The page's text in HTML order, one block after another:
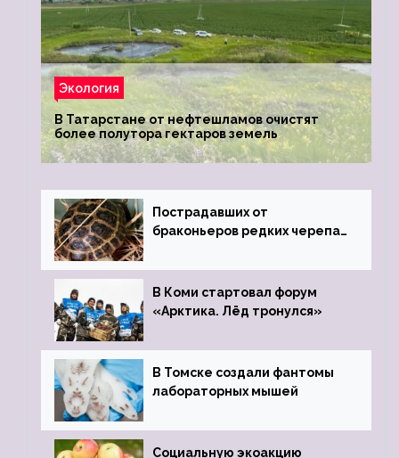
Экология
В Татарстане от нефтешламов очистят
более полутора гектаров земель
Пострадавших от
браконьеров редких черепах
зоопарк
В Коми стартовал форум
«Арктика. Лёд тронулся»
В Томске создали фантомы
лабораторных мышей
Социальную экоакцию